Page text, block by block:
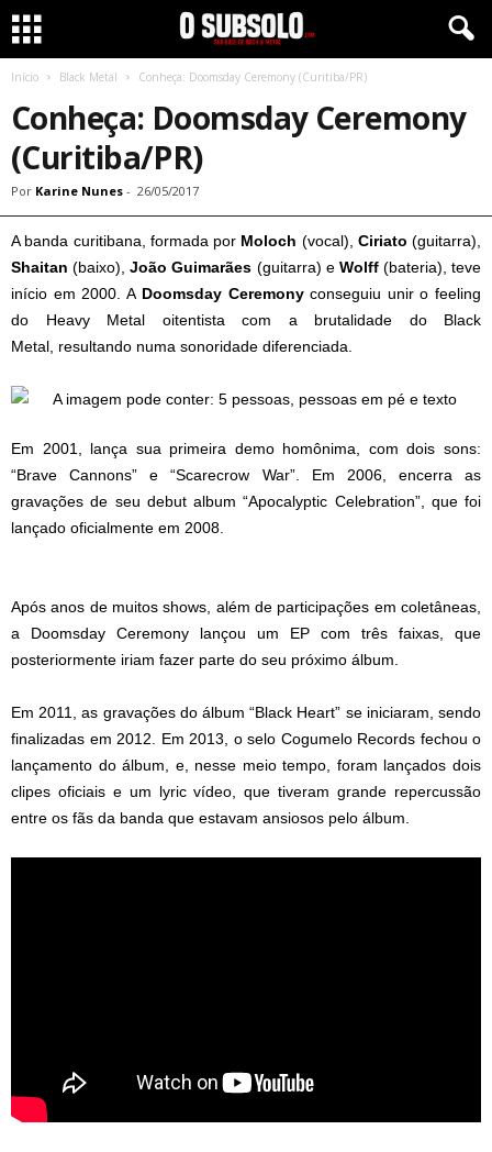
Início Black Metal Conheça: Doomsday Ceremony (Curitiba/PR)
Conheça: Doomsday Ceremony
(Curitiba/PR)
Por Karine Nunes - 26/05/2017
A banda curitibana, formada por Moloch (vocal), Ciriato (guitarra),
Shaitan(baixo),João Guimarães (guitarra) e Wolff(bateria), teve
início em 2000. A Doomsday Ceremonyconseguiu unir o feeling
do Heavy Metal oitentista com a brutalidade do Black
Metal, resultando numa sonoridade diferenciada.
Em 2001, lança sua primeira demo homônima, com dois sons:
“Brave Cannons” e “Scarecrow War”. Em 2006, encerra as
gravações de seu debut album “Apocalyptic Celebration”, que foi
lançado oficialmente em 2008.
Após anos de muitos shows, além de participações em coletâneas,
a Doomsday Ceremony lançou um EP com três faixas, que
posteriormente iriam fazer parte do seu próximo álbum.
Em 2011, as gravações do álbum “Black Heart” se iniciaram, sendo
finalizadas em 2012. Em 2013, o selo Cogumelo Records fechou o
lançamento do álbum, e, nesse meio tempo, foram lançados dois
clipes oficiais e um lyric vídeo, que tiveram grande repercussão
entre os fãs da banda que estavam ansiosos pelo álbum.